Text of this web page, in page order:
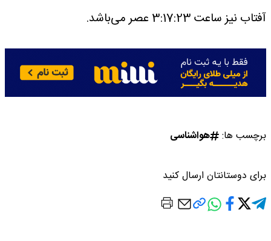
آفتاب نیز ساعت 3:17:23 عصر می‌باشد.
برچسب ها: هواشناسی
برای دوستانتان ارسال کنید